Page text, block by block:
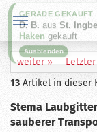
weiter »
13 Artikel in dieser
Stema
sauberer
GERADE GEKAUFT
D. B.ausSt. Ingber
Hakengekauft
Ausblenden